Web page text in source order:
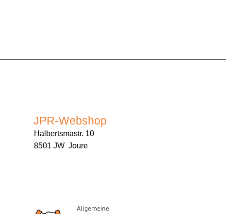
JPR-Webshop
Halbertsmastr. 10
8501 JW Joure
Allgemeine